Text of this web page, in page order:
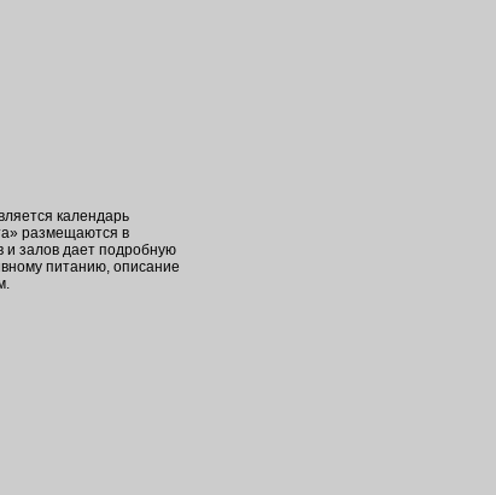
календарь
размещаются в
и залов дает подробную
питанию, описание